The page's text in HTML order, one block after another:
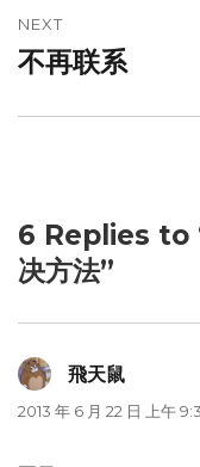
NEXT
Next
不再联系
6 Replies to
决方法”
飛天鼠
道：
2013 年 6 月 22 日 上午